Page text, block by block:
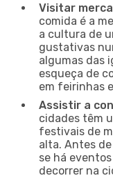
Visitar
comida é a
a cultura de
gustativas
algumas das
esqueça de
em feirinhas
Assistir a
cidades têm
festivais de
alta. Antes
se há
decorrer na